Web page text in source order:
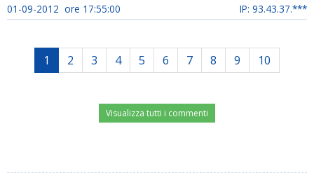
01-09-2012 ore 17:55:00 IP: 93.43.37.***
1 2 3 4 5 6 7 8 9 10
Visualizza tutti i commenti